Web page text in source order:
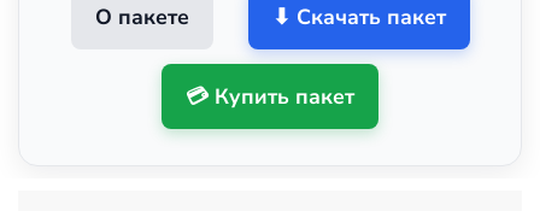
О пакете ⬇ Скачать пакет
💳 Купить пакет